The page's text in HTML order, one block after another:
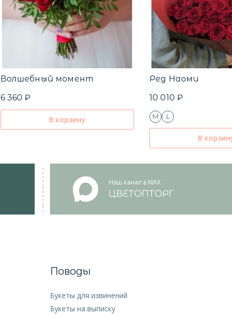
Волшебный момент
6 360 ₽
В корзину
Ред Наоми
10 010 ₽
M L
В
Наш канал в MAX
ЦВЕТОПТОРГ
Поводы
Букеты для извинений
Букеты на выписку